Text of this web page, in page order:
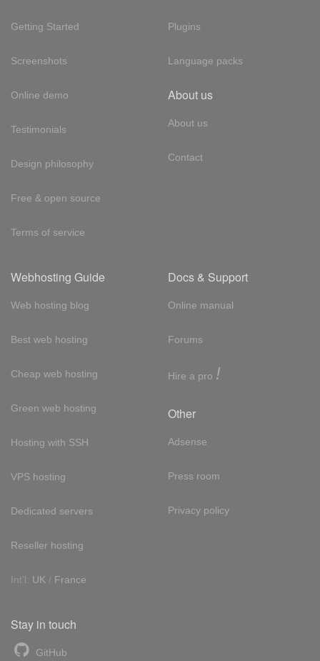
Getting Started
Screenshots
Online demo
Testimonials
Design philosophy
Free & open source
Terms of service
Plugins
Language packs
About us
About us
Contact
Webhosting Guide
Web hosting blog
Best web hosting
Cheap web hosting
Green web hosting
Hosting with SSH
VPS hosting
Dedicated servers
Reseller hosting
Int'l: UK / France
Docs & Support
Online manual
Forums
Hire a pro !
Other
Adsense
Press room
Privacy policy
Stay in touch
GitHub